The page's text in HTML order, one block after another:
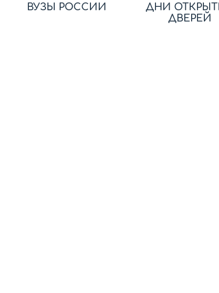
ВУЗЫ РОССИИ
ДНИ
ДВЕРЕЙ